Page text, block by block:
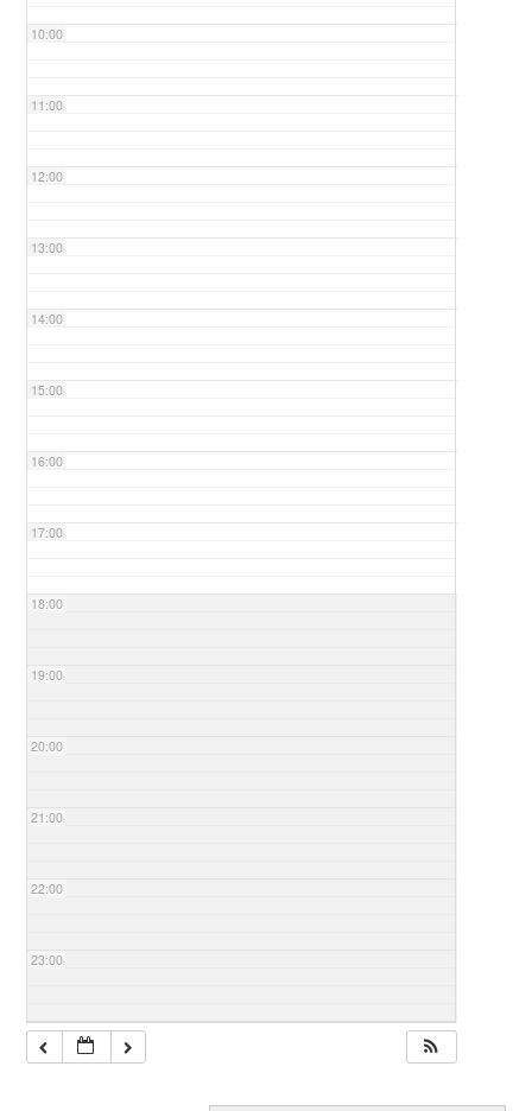
10:00
11:00
12:00
13:00
14:00
15:00
16:00
17:00
18:00
19:00
20:00
21:00
22:00
23:00